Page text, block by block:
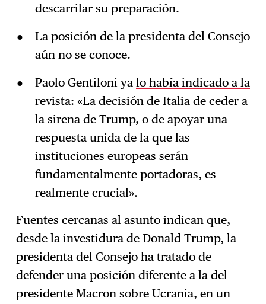
descarrilar su preparación.
La posición de la presidenta del Consejo
aún no se conoce.
Paolo Gentiloni ya lo había indicado a la
revista: «La decisión de Italia de ceder a
la sirena de Trump, o de apoyar una
respuesta unida de la que las
instituciones europeas serán
fundamentalmente portadoras, es
realmente crucial».
Fuentes cercanas al asunto indican que,
desde la investidura de Donald Trump, la
presidenta del Consejo ha tratado de
defender una posición diferente a la del
presidente Macron sobre Ucrania, en un